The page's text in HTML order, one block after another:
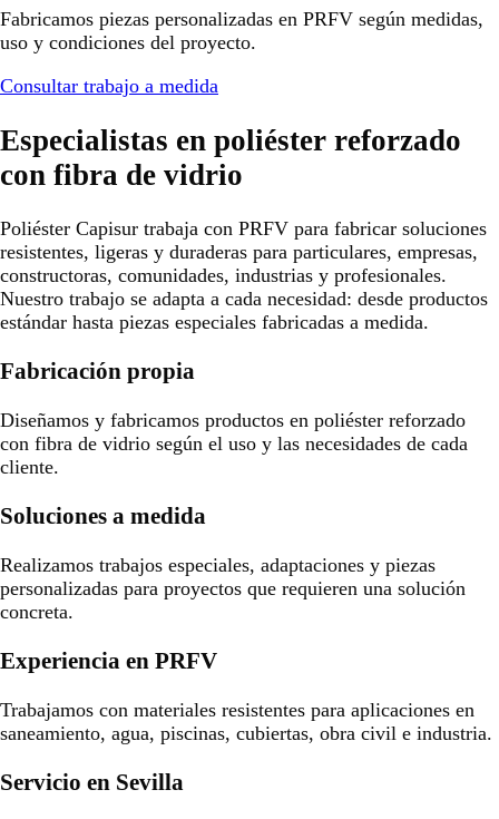
Fabricamos piezas personalizadas en PRFV según medidas,
uso y condiciones del proyecto.
Consultar trabajo a medida
Especialistas en poliéster reforzado
con fibra de vidrio
Poliéster Capisur trabaja con PRFV para fabricar soluciones
resistentes, ligeras y duraderas para particulares, empresas,
constructoras, comunidades, industrias y profesionales.
Nuestro trabajo se adapta a cada necesidad: desde productos
estándar hasta piezas especiales fabricadas a medida.
Fabricación propia
Diseñamos y fabricamos productos en poliéster reforzado
con fibra de vidrio según el uso y las necesidades de cada
cliente.
Soluciones a medida
Realizamos trabajos especiales, adaptaciones y piezas
personalizadas para proyectos que requieren una solución
concreta.
Experiencia en PRFV
Trabajamos con materiales resistentes para aplicaciones en
saneamiento, agua, piscinas, cubiertas, obra civil e industria.
Servicio en Sevilla